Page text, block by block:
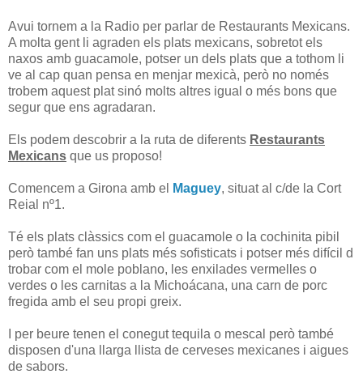
Avui tornem a la Radio per parlar de Restaurants Mexicans.
A molta gent li agraden els plats mexicans, sobretot els
naxos amb guacamole, potser un dels plats que a tothom li
ve al cap quan pensa en menjar mexicà, però no només
trobem aquest plat sinó molts altres igual o més bons que
segur que ens agradaran.
Els podem descobrir a la ruta de diferents Restaurants
Mexicans que us proposo!
Comencem a Girona amb el Maguey, situat al c/de la Cort
Reial nº1.
Té els plats clàssics com el guacamole o la cochinita pibil
però també fan uns plats més sofisticats i potser més difícil d
trobar com el mole poblano, les enxilades vermelles o
verdes o les carnitas a la Michoácana, una carn de porc
fregida amb el seu propi greix.
I per beure tenen el conegut tequila o mescal però també
disposen d'una llarga llista de cerveses mexicanes i aigues
de sabors.